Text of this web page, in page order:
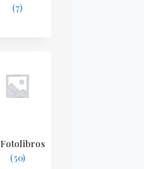
(7)
Fotolibros
(50)